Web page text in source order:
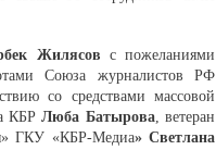
Жилясов с пожеланиями
Союза журналистов РФ
со средствами массовой
КБРЛюба Батырова, ветеран
ГКУ «КБР-Медиа» Светлана